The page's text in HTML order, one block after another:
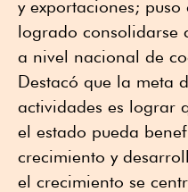
y exportaciones;
logrado consolidarse
a nivel nacional de
Destacó que la meta
actividades es lograr
el estado pueda
crecimiento y
el crecimiento se